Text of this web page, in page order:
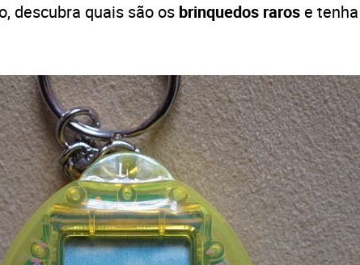
descubra quais são os brinquedos raros e